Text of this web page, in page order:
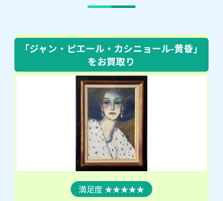
「ジャン・ピエール・カシニョール-黄昏」
をお買取り
★★★★★